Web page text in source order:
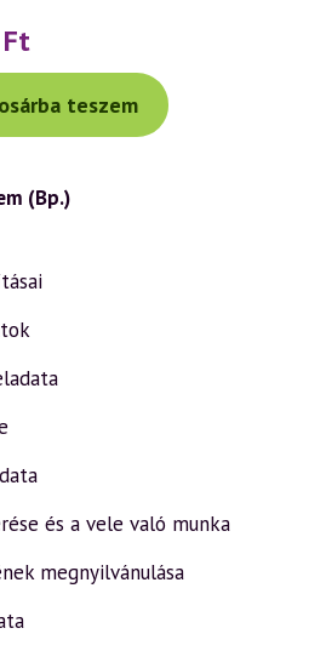
Ft
teszem
(Bp.)
és a vele való munka
megnyilvánulása